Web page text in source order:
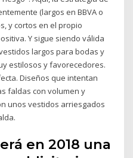
(largos en BBVA o
y cortos en el propio
Y sigue siendo válida
largos para bodas y
estilosos y favorecedores.
Diseños que intentan
faldas con volumen y
unos vestidos arriesgados
en 2018 una